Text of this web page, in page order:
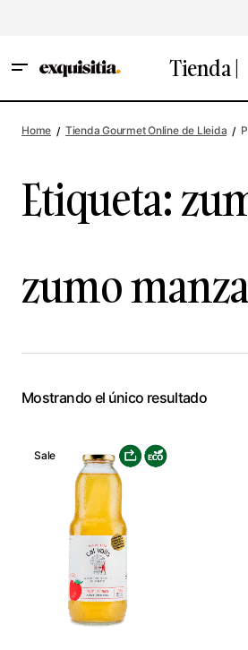
Tienda |
Home Tienda Gourmet Online de Lleida
Etiqueta:
zumo
Mostrando el único resultado
Sale